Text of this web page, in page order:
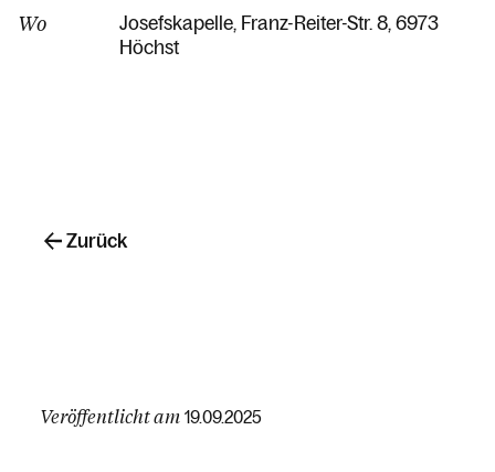
Wo Josefskapelle Franz-Reiter-Str. 8 6973
Höchst
Veröffentlicht am 19.09.2025
Zurück